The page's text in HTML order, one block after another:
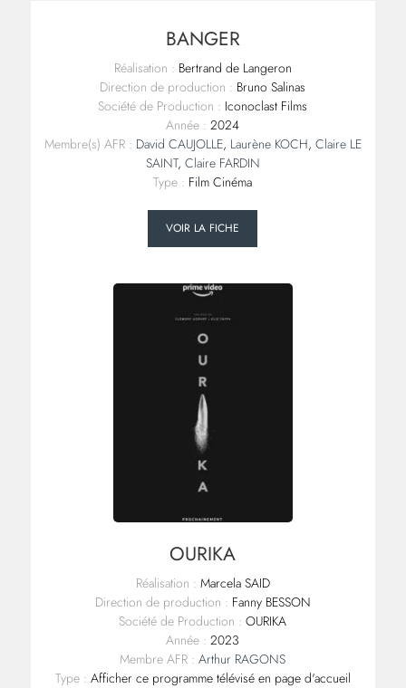
BANGER
Réalisation : Bertrand de Langeron
Direction de production : Bruno Salinas
Société de Production : Iconoclast Films
Année : 2024
Membre(s) AFR : David CAUJOLLE, Laurène KOCH, Claire LE
SAINT, Claire FARDIN
Type : Film Cinéma
VOIR LA FICHE
OURIKA
Réalisation : Marcela SAID
Direction de production : Fanny BESSON
Société de Production : OURIKA
Année : 2023
Membre AFR : Arthur RAGONS
Type : Afficher ce programme télévisé en page d'accueil